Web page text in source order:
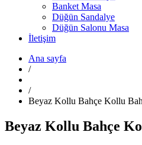
Banket Masa
Düğün Sandalye
Düğün Salonu Masa
İletişim
Ana sayfa
/
/
Beyaz Kollu Bahçe Kollu
Beyaz Kollu Bahçe